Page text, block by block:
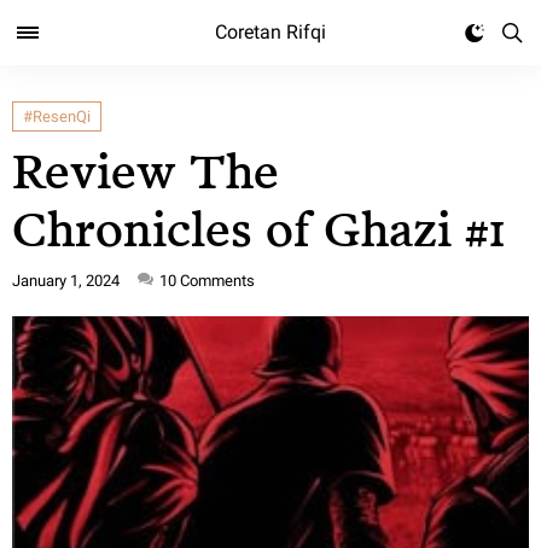
Coretan Rifqi
#ResenQi
Review The
Chronicles of Ghazi #1
January 1, 2024 10 Comments